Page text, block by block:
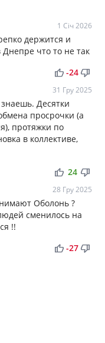
1 Січ 2026
держится и
Днепре что то не так
thumb_up thumb_down
-24
31 Гру 2025
Десятки
просрочки (а
протяжки по
в коллективе,
thumb_up thumb_down
24
28 Гру 2025
Оболонь ?
сменилось на
!!
thumb_up thumb_down
-27